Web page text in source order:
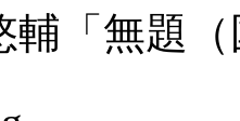
「無題（